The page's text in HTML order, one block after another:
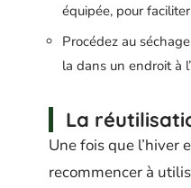
équipée, pour faciliter
Procédez au
la dans un endroit à
La
Une fois que l’hiver
recommencer à